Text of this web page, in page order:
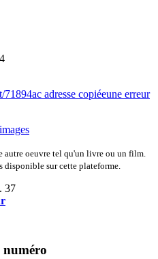
71894ac adresse copiéeune erreur
autre oeuvre tel qu'un livre ou un film.
sur cette plateforme.
37
numéro